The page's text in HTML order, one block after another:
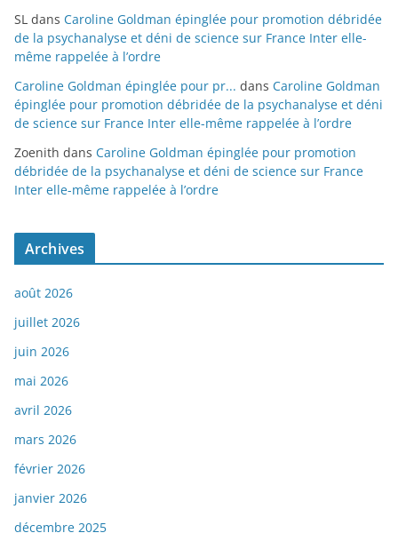
SL dans Caroline Goldman épinglée pour promotion débridée
de la psychanalyse et déni de science sur France Inter elle-
même rappelée à l’ordre
Caroline Goldman épinglée pour pr... dans Caroline Goldman
épinglée pour promotion débridée de la psychanalyse et déni
de science sur France Inter elle-même rappelée à l’ordre
Zoenith dans Caroline Goldman épinglée pour promotion
débridée de la psychanalyse et déni de science sur France
Inter elle-même rappelée à l’ordre
Archives
août 2026
juillet 2026
juin 2026
mai 2026
avril 2026
mars 2026
février 2026
janvier 2026
décembre 2025